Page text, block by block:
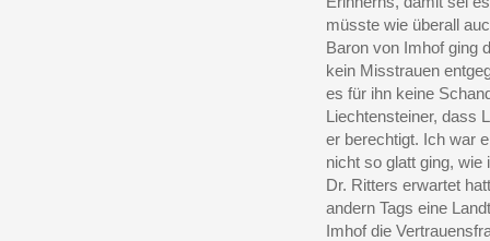
müsste wie überall
Baron von Imhof ging
kein Misstrauen
es für ihn keine
Liechtensteiner, dass
er berechtigt. Ich war
nicht so glatt ging, wie
Dr. Ritters erwartet
andern Tags eine
Imhof die